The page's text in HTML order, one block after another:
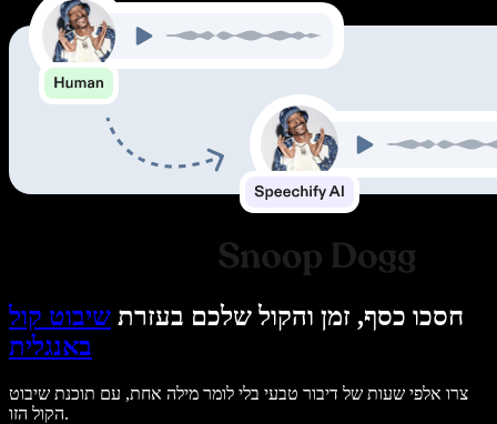
חסכו כסף, זמן והקול שלכם בעזרת שיבוט קול
באנגלית
צרו אלפי שעות של דיבור טבעי בלי לומר מילה אחת, עם תוכנת שיבוט
הקול הזו.